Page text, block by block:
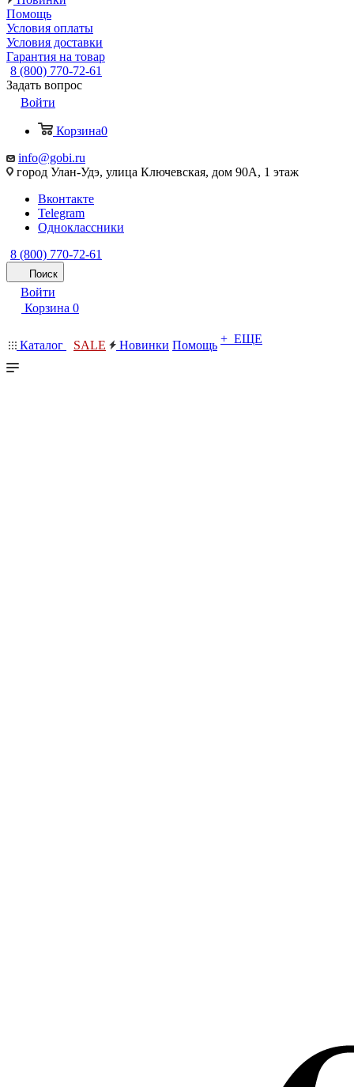
Помощь
Условия оплаты
Условия доставки
Гарантия на товар
8 (800) 770-72-61
Задать вопрос
Войти
Корзина0
info@gobi.ru
город Улан-Удэ, улица Ключевская, дом 90А, 1 этаж
Вконтакте
Telegram
Одноклассники
8 (800) 770-72-61
Поиск
Войти
Корзина 0
Каталог SALE Новинки Помощь + ЕЩЕ